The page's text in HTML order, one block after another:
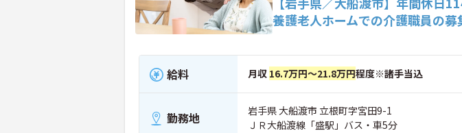
養護老人ホームでの介護職員の募
給料 月収 16.7万円～21.8万円程度※諸手当込
勤務地
岩手県 大船渡市 立根町字宮田9-1
ＪＲ大船渡線「盛駅」バス・車5分